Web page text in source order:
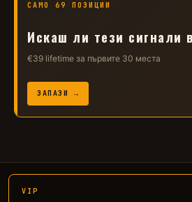
САМО 69 ПОЗИЦИИ
Искаш ли тези сигнали
€39 lifetime за първите 30 места
ЗАПАЗИ →
VIP